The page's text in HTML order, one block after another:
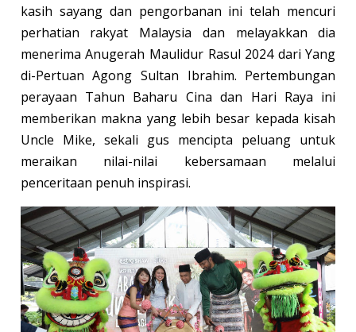
kasih sayang dan pengorbanan ini telah mencuri
perhatian rakyat Malaysia dan melayakkan dia
menerima Anugerah Maulidur Rasul 2024 dari Yang
di-Pertuan Agong Sultan Ibrahim. Pertembungan
perayaan Tahun Baharu Cina dan Hari Raya ini
memberikan makna yang lebih besar kepada kisah
Uncle Mike, sekali gus mencipta peluang untuk
meraikan nilai-nilai kebersamaan melalui
penceritaan penuh inspirasi.